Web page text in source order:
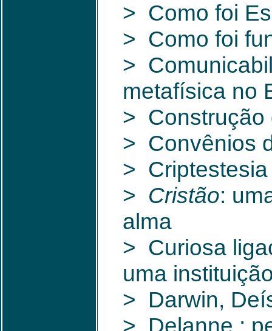
> Como foi
> Como foi
>
metafísica no
> Construção
> Convênios
> Criptestesia
> Cristão:
alma
> Curiosa
uma
> Darwin,
> Delanne :